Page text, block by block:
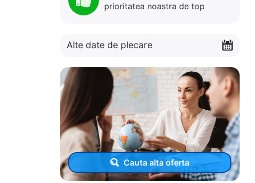
prioritatea noastra de top
Alte date de plecare
Cauta alta oferta